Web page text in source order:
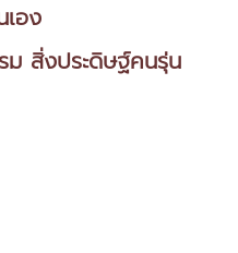
เอง
ม สิ่งประดิษฐ์คนรุ่น